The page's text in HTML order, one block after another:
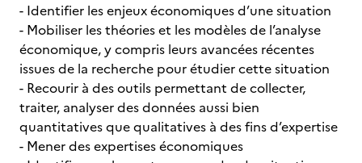
- Identifier les enjeux économiques d’une situation
- Mobiliser les théories et les modèles de l’analyse
économique, y compris leurs avancées récentes
issues de la recherche pour étudier cette situation
- Recourir à des outils permettant de collecter,
traiter, analyser des données aussi bien
quantitatives que qualitatives à des fins d’expertise
- Mener des expertises économiques